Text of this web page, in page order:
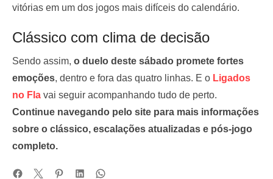
vitórias em um dos jogos mais difíceis do calendário.
Clássico com clima de decisão
Sendo assim, o duelo deste sábado promete fortes
emoções, dentro e fora das quatro linhas. E o Ligados
no Fla vai seguir acompanhando tudo de perto.
Continue navegando pelo site para mais informações
sobre o clássico, escalações atualizadas e pós-jogo
completo.